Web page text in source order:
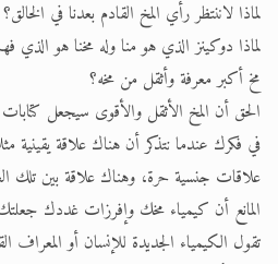
لماذا لاننتظر رأي المخ القادم بعدنا في
لماذا دوكينز الذي هو منا وله مخنا هو الذي
مخ أكبر معرفة وأثقل من مخه؟
الحق أن المخ الأثقل والأقوى سيجعل
في فكرك عندما نتذكر أن هناك علاقة يقينية
علاقات جنسية حرة، وهناك علاقة بين تلك
المانع أن كيمياء مخك وإفرزات غددك
تقول الكيمياء الجديدة للإنسان أو المعراف